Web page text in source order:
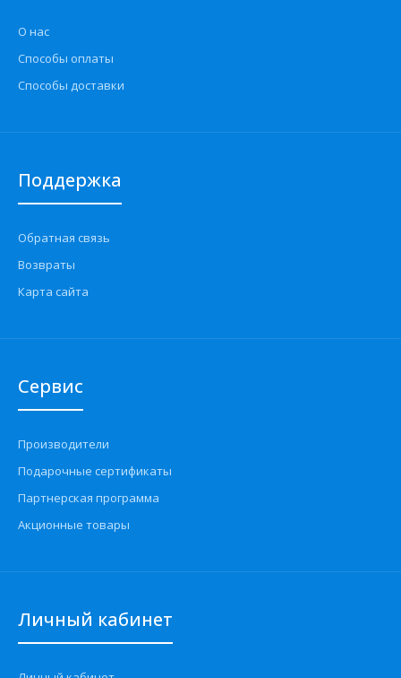
О нас
Способы оплаты
Способы доставки
Поддержка
Обратная связь
Возвраты
Карта сайта
Сервис
Производители
Подарочные сертификаты
Партнерская программа
Акционные товары
Личный кабинет